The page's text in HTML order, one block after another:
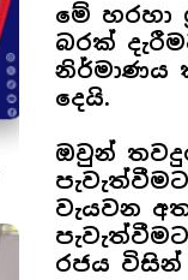
මේ හරහා
බරක්
නිර්මාණය
දෙයි.
ඔවුන්
වැයවන
රජය